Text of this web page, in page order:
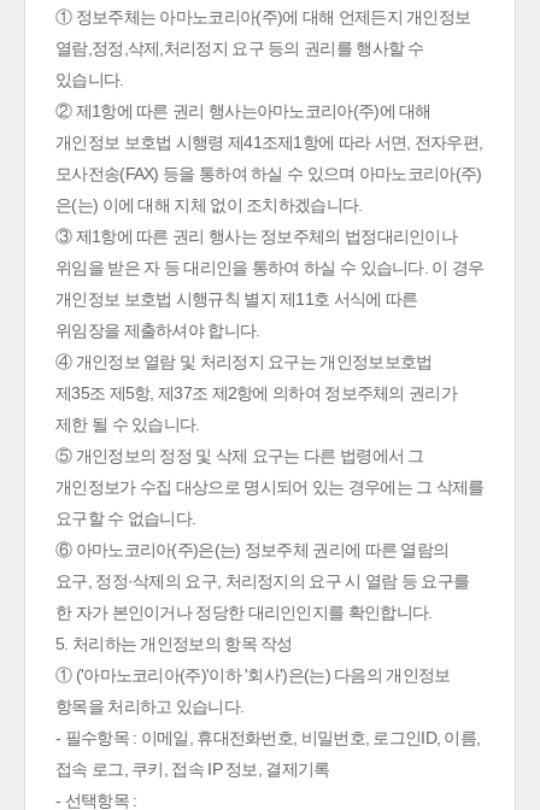
① 정보주체는 아마노코리아(주)에 대해 언제든지 개인정보
열람,정정,삭제,처리정지 요구 등의 권리를 행사할 수
있습니다.
② 제1항에 따른 권리 행사는아마노코리아(주)에 대해
개인정보 보호법 시행령 제41조제1항에 따라 서면, 전자우편,
모사전송(FAX) 등을 통하여 하실 수 있으며 아마노코리아(주)
은(는) 이에 대해 지체 없이 조치하겠습니다.
③ 제1항에 따른 권리 행사는 정보주체의 법정대리인이나
위임을 받은 자 등 대리인을 통하여 하실 수 있습니다. 이 경우
개인정보 보호법 시행규칙 별지 제11호 서식에 따른
위임장을 제출하셔야 합니다.
④ 개인정보 열람 및 처리정지 요구는 개인정보보호법
제35조 제5항, 제37조 제2항에 의하여 정보주체의 권리가
제한 될 수 있습니다.
⑤ 개인정보의 정정 및 삭제 요구는 다른 법령에서 그
개인정보가 수집 대상으로 명시되어 있는 경우에는 그 삭제를
요구할 수 없습니다.
⑥ 아마노코리아(주)은(는) 정보주체 권리에 따른 열람의
요구, 정정·삭제의 요구, 처리정지의 요구 시 열람 등 요구를
한 자가 본인이거나 정당한 대리인인지를 확인합니다.
5. 처리하는 개인정보의 항목 작성
① ('아마노코리아(주)'이하 '회사')은(는) 다음의 개인정보
항목을 처리하고 있습니다.
- 필수항목 : 이메일, 휴대전화번호, 비밀번호, 로그인ID, 이름,
접속 로그, 쿠키, 접속 IP 정보, 결제기록
- 선택항목 :